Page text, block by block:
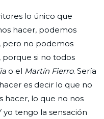
lo único que
hacer, podemos
pero no podemos
si no todos
o el Martín Fierro. Sería
es decir lo que no
hacer, lo que no nos
yo tengo la sensación